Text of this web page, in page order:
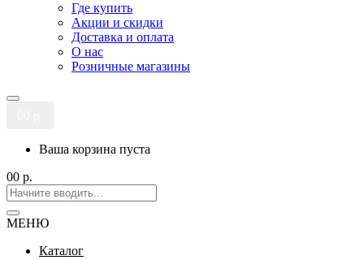
Где купить
Акции и скидки
Доставка и оплата
О нас
Розничные магазины
Ваша корзина пуста
00 р.
МЕНЮ
Каталог